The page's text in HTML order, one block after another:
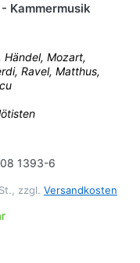
Kammermusik
Händel, Mozart,
Ravel, Matthus,
1393-6
zzgl. Versandkosten